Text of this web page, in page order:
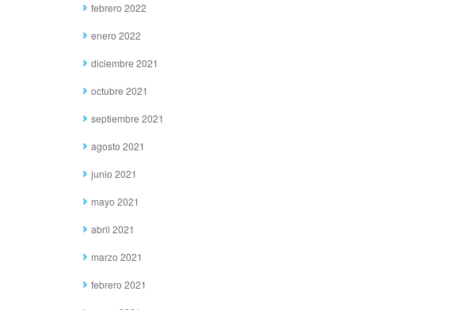
febrero 2022
enero 2022
diciembre 2021
octubre 2021
septiembre 2021
agosto 2021
junio 2021
mayo 2021
abril 2021
marzo 2021
febrero 2021